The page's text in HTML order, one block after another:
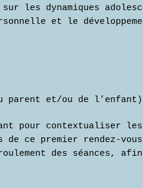
les dynamiques
et le
parent et/ou de
pour contextualiser les
ce premier rendez-vous
des séances,